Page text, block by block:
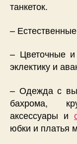
танкеток.
–
– Цветочные и
эклектику и
– Одежда с
бахрома,
аксессуары и
юбки и платья